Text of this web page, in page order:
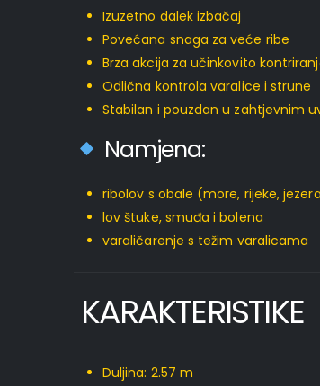
Izuzetno dalek izbačaj
Povećana snaga za veće ribe
Brza akcija za učinkovito
Odlična kontrola varalice i strune
Stabilan i pouzdan u zahtjevnim
Namjena:
ribolov s obale (more, rijeke,
lov štuke, smuđa i bolena
varaličarenje s težim varalicama
KARAKTERISTIKE
Duljina: 2.57 m